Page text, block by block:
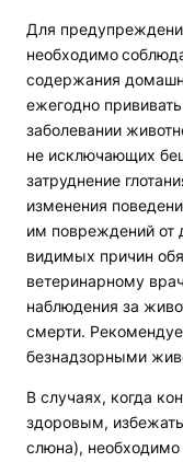
Для
необходимо
содержания
ежегодно
заболевании
не исключающих
затруднение
изменения
им повреждений от
видимых причин
ветеринарному
наблюдения за
смерти.
безнадзорными
В случаях, когда
здоровым,
слюна), необходимо